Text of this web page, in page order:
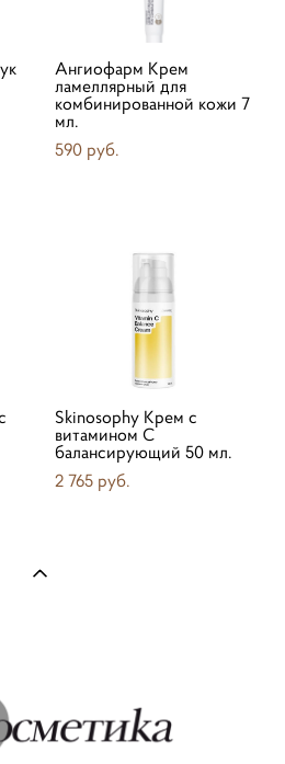
Ангиофарм Крем
ламеллярный для
комбинированной кожи 7
мл.
590 pуб.
Skinosophy Крем с
витамином С
балансирующий 50 мл.
2 765 pуб.